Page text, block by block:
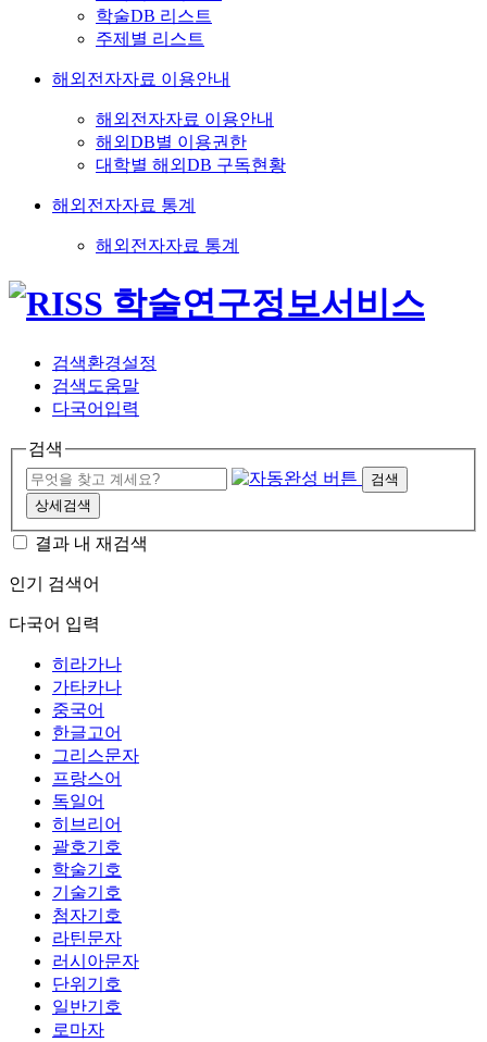
학술DB 리스트
주제별 리스트
해외전자자료 이용안내
해외전자자료 이용안내
해외DB별 이용권한
대학별 해외DB 구독현황
해외전자자료 통계
해외전자자료 통계
검색환경설정
검색도움말
다국어입력
검색
검색
상세검색
결과 내 재검색
인기 검색어
다국어 입력
히라가나
가타카나
중국어
한글고어
그리스문자
프랑스어
독일어
히브리어
괄호기호
학술기호
기술기호
첨자기호
라틴문자
러시아문자
단위기호
일반기호
로마자